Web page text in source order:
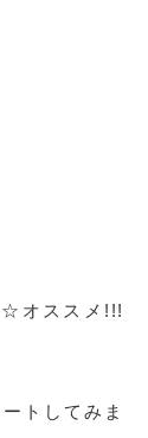
☆オススメ!!!
トしてみま